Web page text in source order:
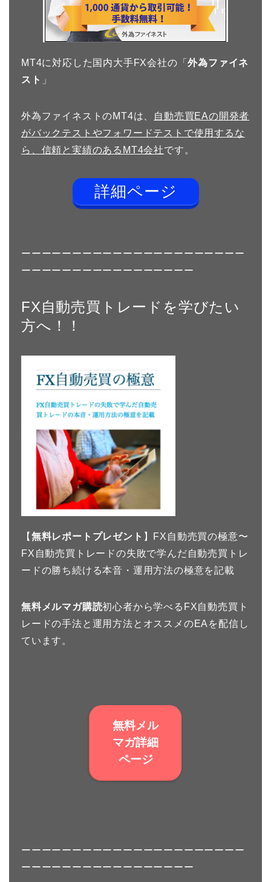
MT4に対応した国内大手FX会社の「外為ファイネ
スト 」
外為ファイネストのMT4は、
自動売買EAの開発者
がバックテストやフォワードテストで使用するな
ら、信頼と実績のあるMT4会社です。
詳細ページ
ーーーーーーーーーーーーーーーーーーーーーー
ーーーーーーーーーーーーーーーーー
FX自動売買トレードを学びたい
方へ！！
【 無料レポートプレゼント 】FX自動売買の極意〜
FX自動売買トレードの失敗で学んだ自動売買トレ
ードの勝ち続ける本音・運用方法の極意を記載
無料メルマガ購読初心者から学べるFX自動売買ト
レードの手法と運用方法とオススメのEAを配信し
ています。
無料メル
マガ詳細
ページ
ーーーーーーーーーーーーーーーーーーーーーー
ーーーーーーーーーーーーーーーーー